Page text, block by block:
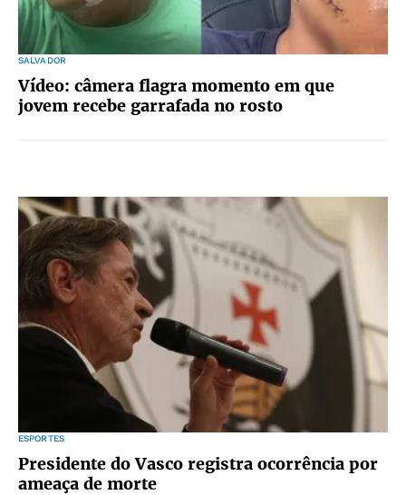
SALVADOR
Vídeo: câmera flagra momento em que
jovem recebe garrafada no rosto
ESPORTES
Presidente do Vasco registra ocorrência por
ameaça de morte